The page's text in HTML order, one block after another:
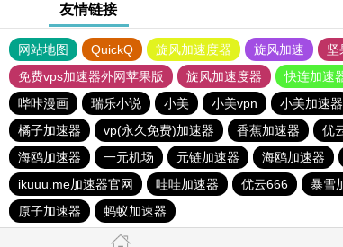
友情链接
网站地图 QuickQ 旋风加速度器 旋风加速 坚
免费vps加速器外网苹果版
旋风加速度器 快连加速
哔咔漫画
瑞乐小说 小美 小美vpn 小美加速器
橘子加速器
vp(永久免费)加速器 香蕉加速器 优
海鸥加速器
一元机场 元链加速器 海鸥加速器
ikuuu.me加速器官网
哇哇加速器 优云666 暴雪
原子加速器
蚂蚁加速器